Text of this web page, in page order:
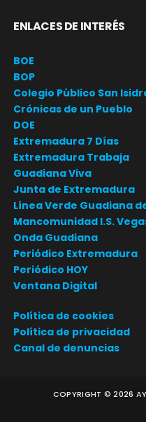
ENLACES DE INTERÉS
BOE
BOP
Colegio Público San
Crónicas de un Pueblo
DOE
Extremadura 7 Días
Extremadura Trabaja
Guadiana Viva
Junta de Extremadura
Línea Verde Guadiana
Mancomunidad I.S.
Onda Guadiana
Periódico Extremadura
Periódico HOY
Ventana Digital
Política de cookies
Política de privacidad
Canal de denuncias
COPYRIGHT ©2026